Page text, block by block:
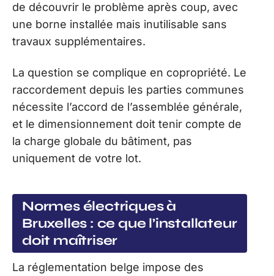
de découvrir le problème après coup, avec
une borne installée mais inutilisable sans
travaux supplémentaires.
La question se complique en copropriété. Le
raccordement depuis les parties communes
nécessite l’accord de l’assemblée générale,
et le dimensionnement doit tenir compte de
la charge globale du bâtiment, pas
uniquement de votre lot.
Normes électriques à
Bruxelles : ce que l’installateur
doit maîtriser
La réglementation belge impose des